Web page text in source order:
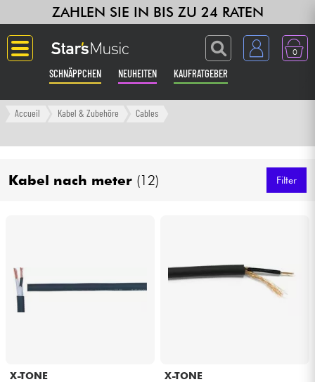
ZAHLEN SIE IN BIS ZU 24 RATEN
0
SCHNÄPPCHEN NEUHEITEN KAUFRATGEBER
Langue
Verstärker & Effekte
Studio
Accueil Kabel & Zubehöre Cables
Kabel nach meter (12) Filter
X-TONE
X-TONE